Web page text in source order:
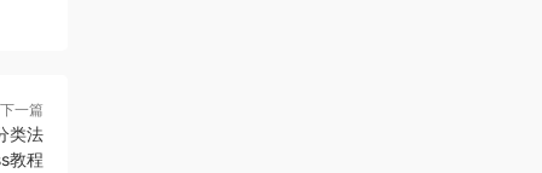
下一篇
类法
教程